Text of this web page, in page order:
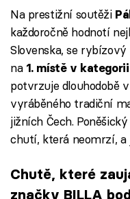
Na prestižní soutěži
každoročně hodnotí
Slovenska, se
na 1. místě v kategorii
potvrzuje dlouhodobě
vyráběného tradiční
jižních Čech.
chutí, která neomrzí, a
Chutě, které
značky BILLA